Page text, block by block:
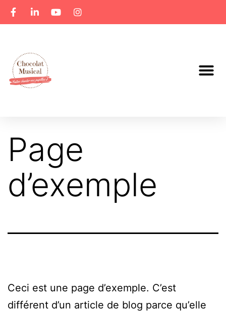
Page
d’exemple
Ceci est une page d’exemple. C’est
différent d’un article de blog parce qu’elle